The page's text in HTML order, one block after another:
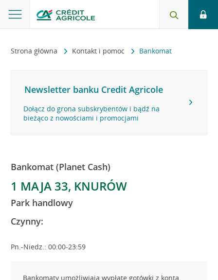
Strona główna Kontakt i pomoc Bankomat
Newsletter banku Credit Agricole
Dołącz do grona subskrybentów i bądź na
bieżąco z nowościami i promocjami
Bankomat (Planet Cash)
1 MAJA 33, KNURÓW
Park handlowy
Czynny:
Pn.-Niedz.: 00:00-23:59
Bankomaty umożliwiają wypłatę gotówki z konta.